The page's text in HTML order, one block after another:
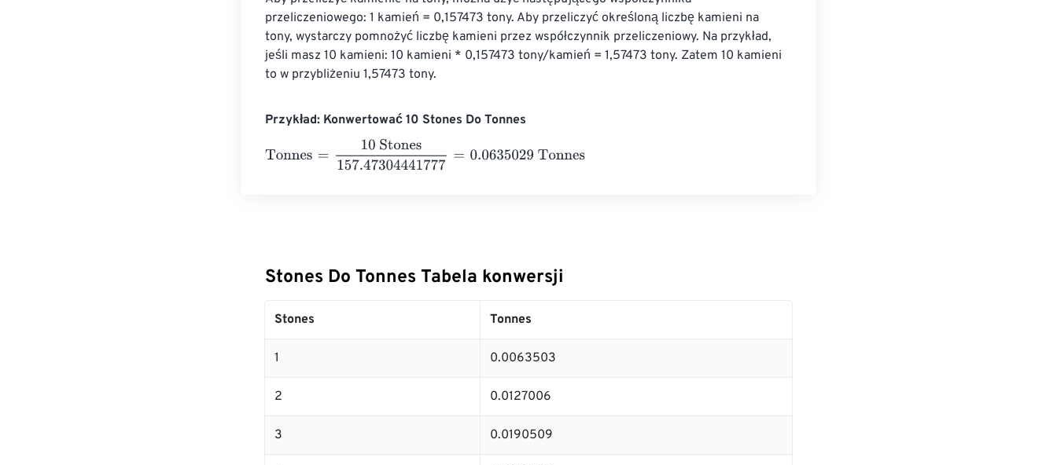
przeliczeniowego: 1 kamień = 0,157473 tony. Aby przeliczyć określoną liczbę kamieni na
tony, wystarczy pomnożyć liczbę kamieni przez współczynnik przeliczeniowy. Na przykład,
jeśli masz 10 kamieni: 10 kamieni * 0,157473 tony/kamień = 1,57473 tony. Zatem 10 kamieni
to w przybliżeniu 1,57473 tony.
Przykład: Konwertować 10 Stones Do Tonnes
Tonnes
10 Stones157.47304441777 = 0.0635029 Tonnes
Stones Do Tonnes Tabela konwersji
Stones Tonnes
1 0.0063503
2 0.0127006
3 0.0190509